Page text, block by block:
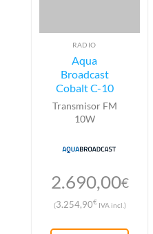
RADIO
Aqua
Broadcast
Cobalt C-10
Transmisor FM
10W
2.690,00€
(3.254,90€IVA incl.)